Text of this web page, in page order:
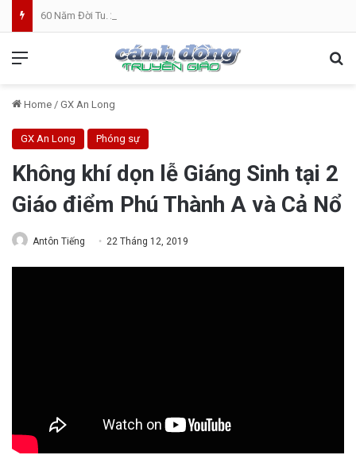
Home / GX An Long
GX An Long Phóng sự
Không khí dọn lễ Giáng Sinh tại 2
Giáo điểm Phú Thành A và Cả Nổ
Antôn Tiếng 22 Tháng 12, 2019